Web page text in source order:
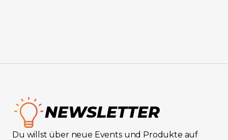
NEWSLETTER
Du willst über neue Events und Produkte auf